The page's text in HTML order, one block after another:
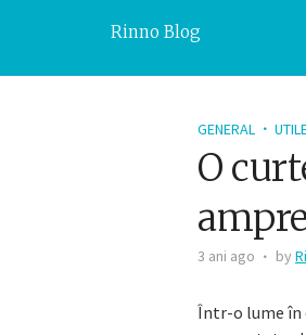
Rinno Blog
GENERAL
O
3 ani ago by
Într-o lume în